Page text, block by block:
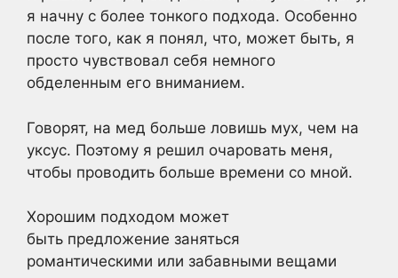
я начну с более тонкого подхода. Особенно
после того, как я понял, что, может быть, я
просто чувствовал себя немного
обделенным его вниманием.
Говорят, на мед больше ловишь мух, чем на
уксус. Поэтому я решил очаровать меня,
чтобы проводить больше времени со мной.
Хорошим подходом может
быть предложение заняться
романтическими или забавными вещами